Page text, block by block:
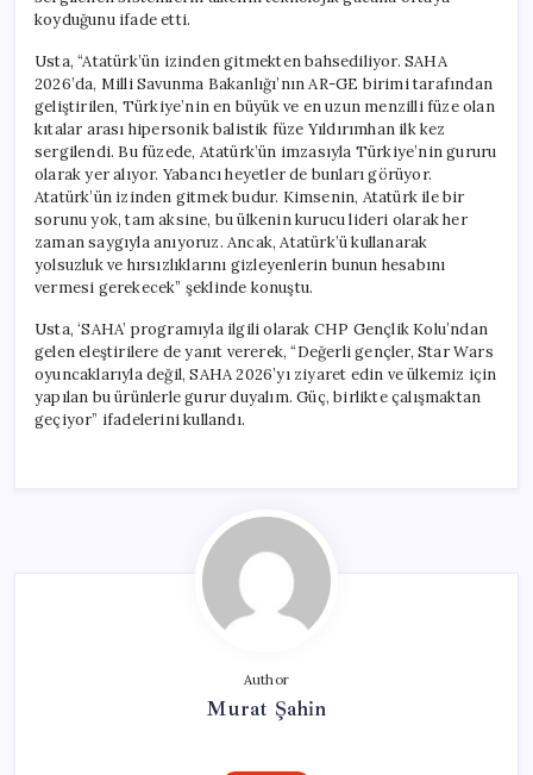
koyduğunu ifade etti.
Usta, “Atatürk’ün izinden gitmekten bahsediliyor. SAHA
2026’da, Milli Savunma Bakanlığı’nın AR-GE birimi tarafından
geliştirilen, Türkiye’nin en büyük ve en uzun menzilli füze olan
kıtalar arası hipersonik balistik füze Yıldırımhan ilk kez
sergilendi. Bu füzede, Atatürk’ün imzasıyla Türkiye’nin gururu
olarak yer alıyor. Yabancı heyetler de bunları görüyor.
Atatürk’ün izinden gitmek budur. Kimsenin, Atatürk ile bir
sorunu yok, tam aksine, bu ülkenin kurucu lideri olarak her
zaman saygıyla anıyoruz. Ancak, Atatürk’ü kullanarak
yolsuzluk ve hırsızlıklarını gizleyenlerin bunun hesabını
vermesi gerekecek” şeklinde konuştu.
Usta, ‘SAHA’ programıyla ilgili olarak CHP Gençlik Kolu’ndan
gelen eleştirilere de yanıt vererek, “Değerli gençler, Star Wars
oyuncaklarıyla değil, SAHA 2026’yı ziyaret edin ve ülkemiz için
yapılan bu ürünlerle gurur duyalım. Güç, birlikte çalışmaktan
geçiyor” ifadelerini kullandı.
Author
Murat Şahin